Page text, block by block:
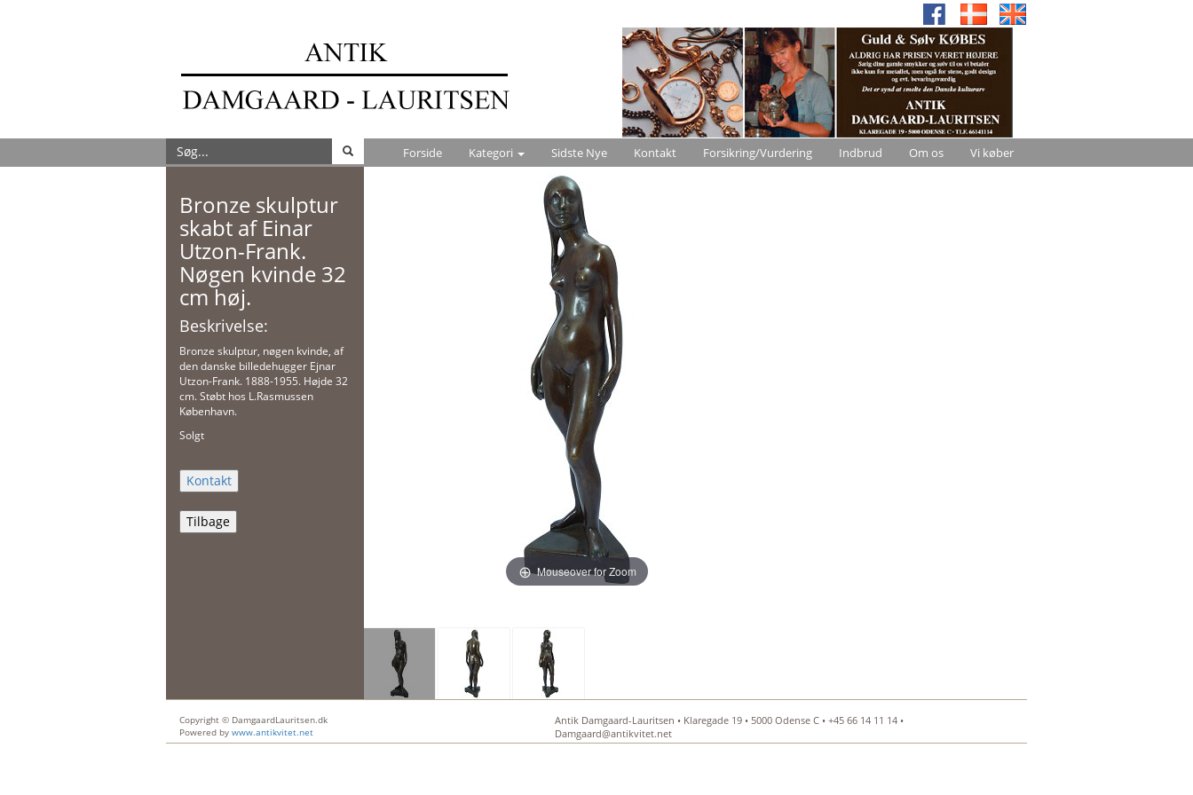
Forside Kategori Sidste Nye Kontakt Forsikring/Vurdering Indbrud Om os Vi køber
Bronze skulptur
skabt af Einar
Utzon-Frank.
Nøgen kvinde 32
cm høj.
Beskrivelse:
Bronze skulptur, nøgen kvinde, af
den danske billedehugger Ejnar
Utzon-Frank. 1888-1955. Højde 32
cm. Støbt hos L.Rasmussen
København.
Solgt
Tilbage
Mouseover for Zoom
Copyright © DamgaardLauritsen.dk
Powered by www.antikvitet.net
Antik Damgaard-Lauritsen • Klaregade 19 • 5000 Odense C • +45 66 14 11 14 •
Damgaard@antikvitet.net